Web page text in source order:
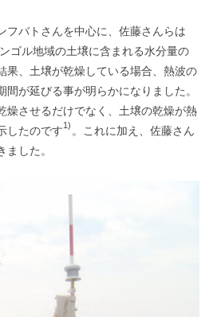
フバトさんを中心に、佐藤さんらは
ゴル地域の土壌に含まれる水分量の
果、土壌が乾燥している場合、熱波の
が延びる事が明らかになりました。
燥させるだけでなく、土壌の乾燥が熱
したのです1) 。これに加え、佐藤さん
した。